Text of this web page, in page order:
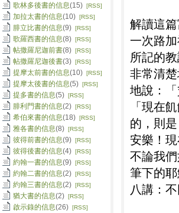
解讀這
一次路
所記的
非常清
地說：
「現在
的，則
安樂！
不論我
筆下的
八講：
歌林多後書的信息(15) [RSS]
加拉太書的信息(10) [RSS]
腓立比書的信息(9) [RSS]
歌羅西書的信息(8) [RSS]
帖撒羅尼迦前書(8) [RSS]
帖撒羅尼迦後書(3) [RSS]
提摩太前書的信息(10) [RSS]
提摩太後書的信息(5) [RSS]
提多書的信息(5) [RSS]
腓利門書的信息(2) [RSS]
希伯來書的信息(18) [RSS]
雅各書的信息(8) [RSS]
彼得前書的信息(9) [RSS]
彼得後書的信息(4) [RSS]
約翰一書的信息(9) [RSS]
約翰二書的信息(2) [RSS]
約翰三書的信息(2) [RSS]
猶大書的信息(2) [RSS]
啟示錄的信息(26) [RSS]